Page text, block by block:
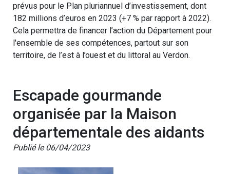
prévus pour le Plan pluriannuel d’investissement, dont
182 millions d’euros en 2023 (+7 % par rapport à 2022).
Cela permettra de financer l’action du Département pour
l'ensemble de ses compétences, partout sur son
territoire, de l’est à l’ouest et du littoral au Verdon.
Escapade gourmande
organisée par la Maison
départementale des aidants
Publié le 06/04/2023